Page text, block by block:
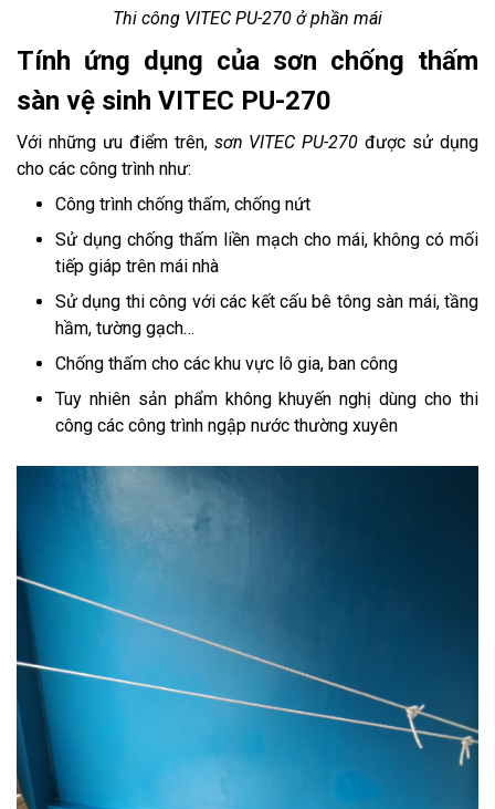
Thi công VITEC PU-270 ở phần mái
Tính ứng dụng của sơn chống thấm
sàn vệ sinh VITEC PU-270
Với những ưu điểm trên, sơn VITEC PU-270 được sử dụng
cho các công trình như:
Công trình chống thấm, chống nứt
Sử dụng chống thấm liền mạch cho mái, không có mối
tiếp giáp trên mái nhà
Sử dụng thi công với các kết cấu bê tông sàn mái, tầng
hầm, tường gạch…
Chống thấm cho các khu vực lô gia, ban công
Tuy nhiên sản phẩm không khuyến nghị dùng cho thi
công các công trình ngập nước thường xuyên